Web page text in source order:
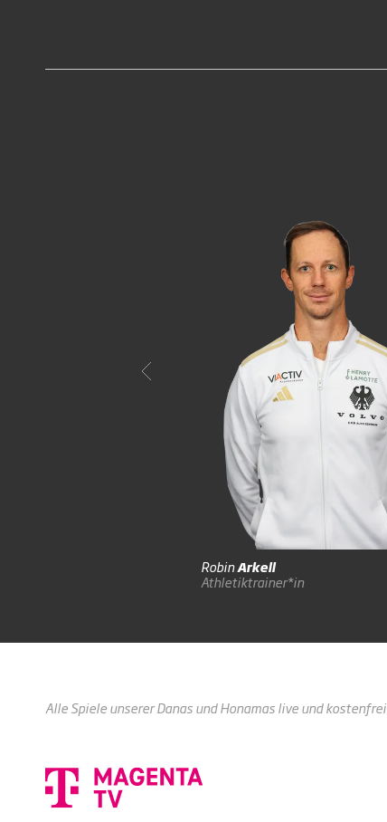
RobinArkell
Athletiktrainer*in
Alle Spiele unserer Danas und Honamas live und kostenfrei